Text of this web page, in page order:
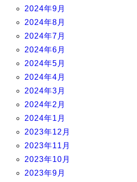
2024年9月
2024年8月
2024年7月
2024年6月
2024年5月
2024年4月
2024年3月
2024年2月
2024年1月
2023年12月
2023年11月
2023年10月
2023年9月